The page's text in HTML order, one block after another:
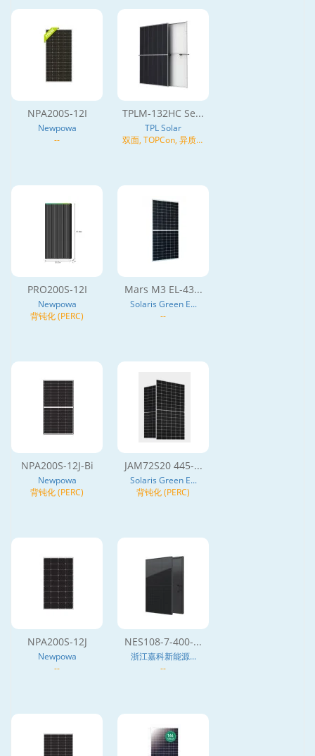
NPA200S-12I
Newpowa
--
TPLM-132HC Se...
TPL Solar
双面, TOPCon, 异质结
PRO200S-12I
Newpowa
背钝化 (PERC)
Mars M3 EL-43...
Solaris Green E...
--
NPA200S-12J-Bi
Newpowa
背钝化 (PERC)
JAM72S20 445-...
Solaris Green E...
背钝化 (PERC)
NPA200S-12J
Newpowa
--
NES108-7-400-...
浙江嘉科新能源...
--